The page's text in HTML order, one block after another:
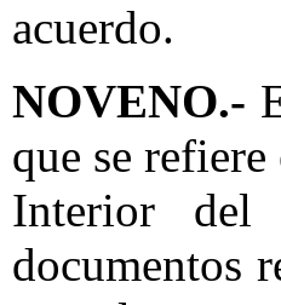
acuerdo.
NOVENO.-
que se
Interior del
documentos